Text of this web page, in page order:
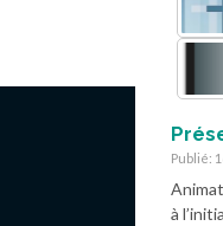
Publié:
à